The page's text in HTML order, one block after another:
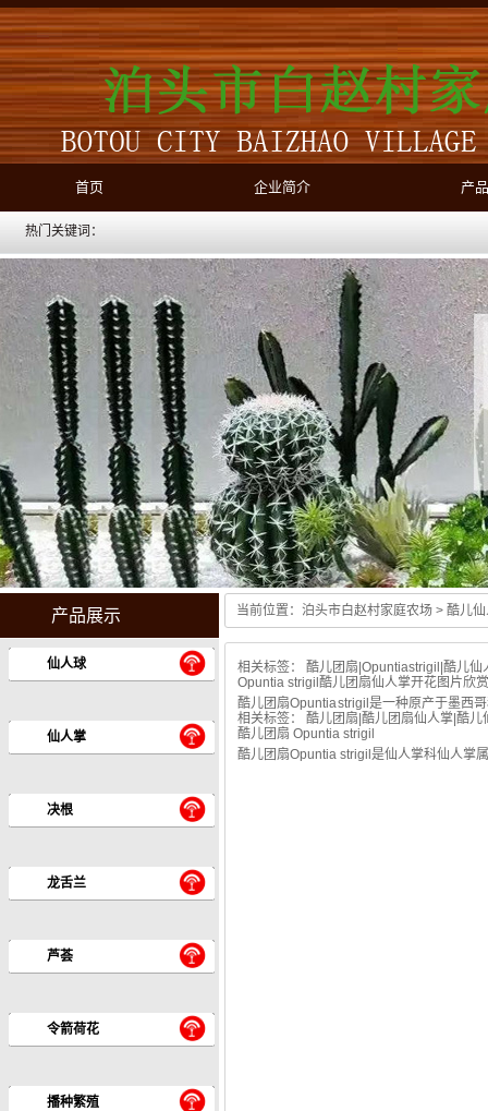
首页 企业简介 产
热门关键词：
产品展示
Guang hui stoves center
仙人球
仙人掌
决根
龙舌兰
芦荟
令箭荷花
播种繁殖
当前位置： 泊头市白赵村家庭农场 > 酷儿
相关标签： 酷儿团扇 Opuntiastrigil 酷儿仙
Opuntia strigil酷儿团扇仙人掌开花图片欣赏
酷儿团扇Opuntia strigil是一种原产于墨西
相关标签：
酷儿团扇 酷儿团扇仙人掌 酷儿
酷儿团扇 Opuntia strigil
酷儿团扇Opuntia strigil是仙人掌科仙人掌